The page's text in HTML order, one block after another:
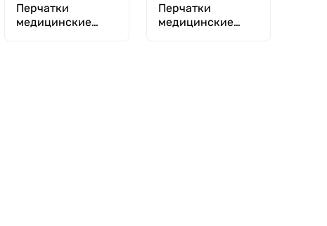
Перчатки
медицинские
Перчатки
медицинские